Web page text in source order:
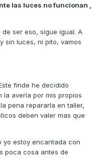
las luces no funcionan ,
ser eso, sigue igual. A
sin luces, ni pito, vamos
finde he decidido
la avería por mis propios
pena repararla en taller,
deben valer mas que
yo estoy encantada con
poca cosa antes de